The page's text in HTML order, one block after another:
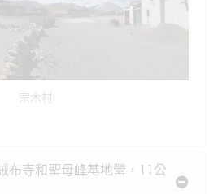
宗木村
布寺和聖母峰基地營，11公